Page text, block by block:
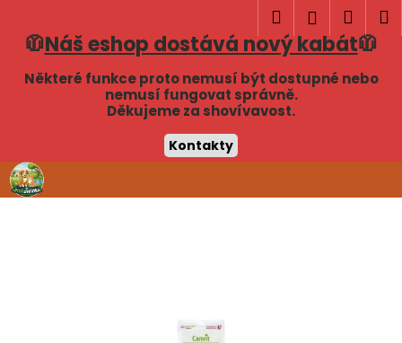
🧥Náš eshop dostává nový kabát🧥
Některé funkce proto nemusí být dostupné nebo
nemusí fungovat správně.
Děkujeme za shovívavost.
Kontakty
Přejít
na
obsah
Hledat
košík
Zpět
Zpět
o
t